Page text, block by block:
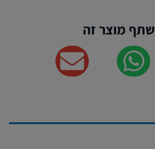
שתף מוצר זה